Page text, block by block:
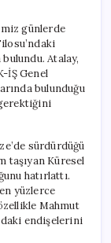
Sumud
Filosu
Aktivistlerinin
Serbest
Bırakılması
İçin
Çağrı
günlerde
Atalay,
İŞ Genel
bulunduğu
sürdürdüğü
taşıyan Küresel
hatırlattı.
yüzlerce
Mahmut
endişelerini